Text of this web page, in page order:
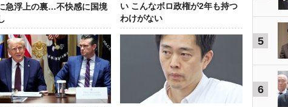
急浮上の裏…不快感に国境
い こんなボロ政権が2年も持つ
わけがない
5
6